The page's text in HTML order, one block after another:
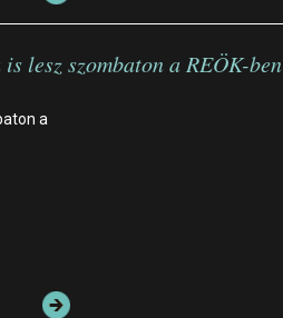
lesz szombaton a REÖK-ben
a